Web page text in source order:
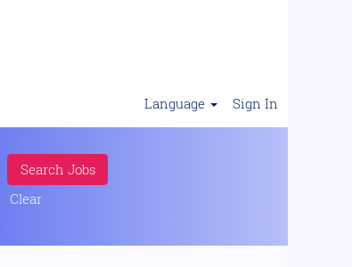
Language Sign In
Clear